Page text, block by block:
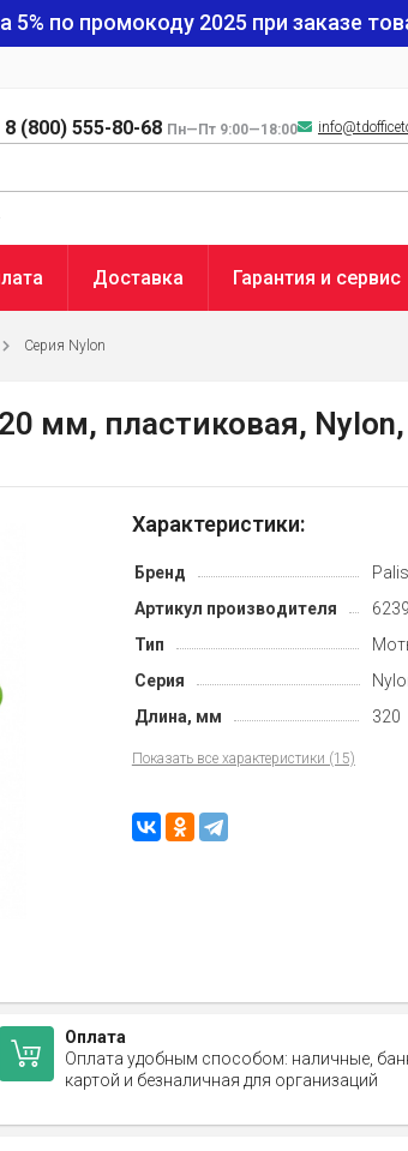
5% по промокоду 2025 при заказе
8 (800) 555-80-68 Пн—Пт 9:00—18:00
Доставка Гарантия и сервис
Серия Nylon
мм, пластиковая, Nylon,
Характеристики:
Бренд
Артикул производителя
Тип
Серия
Длина, мм
320
Показать все характеристики (15)
Оплата
Оплата удобным способом: наличные,
картой и безналичная для организаций